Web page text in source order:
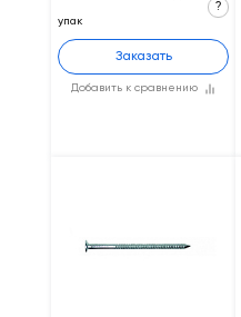
Добавить к сравнению
упак
?
Заказать